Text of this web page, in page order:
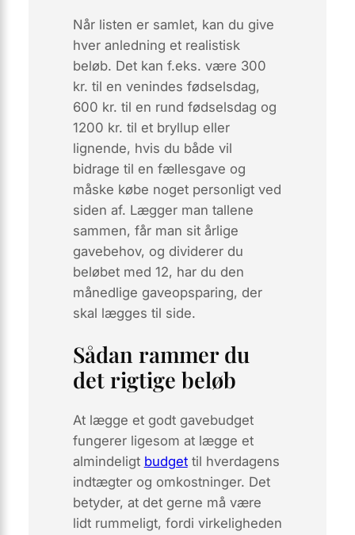
Når listen er samlet, kan du give
hver anledning et realistisk
beløb. Det kan f.eks. være 300
kr. til en venindes fødselsdag,
600 kr. til en rund fødselsdag og
1200 kr. til et bryllup eller
lignende, hvis du både vil
bidrage til en fællesgave og
måske købe noget personligt ved
siden af. Lægger man tallene
sammen, får man sit årlige
gavebehov, og dividerer du
beløbet med 12, har du den
månedlige gaveopsparing, der
skal lægges til side.
Sådan rammer du
det rigtige beløb
At lægge et godt gavebudget
fungerer ligesom at lægge et
almindeligt budgettil hverdagens
indtægter og omkostninger. Det
betyder, at det gerne må være
lidt rummeligt, fordi virkeligheden